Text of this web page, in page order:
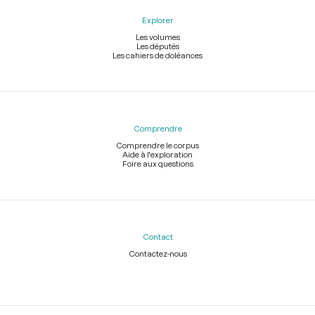
Explorer
Les volumes
Les députés
Les cahiers de doléances
Comprendre
Comprendre le corpus
Aide à l'exploration
Foire aux questions
Contact
Contactez-nous
Légal